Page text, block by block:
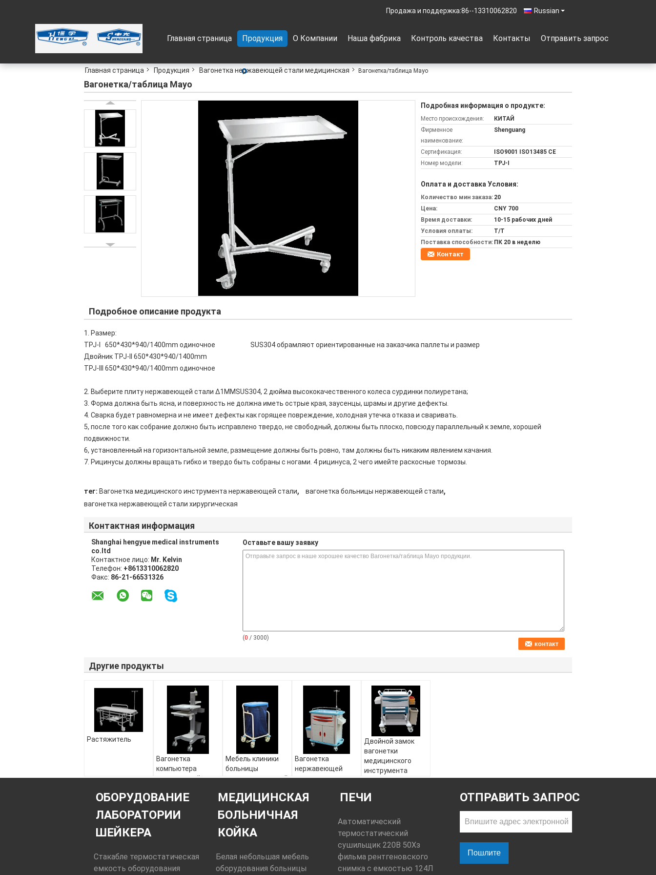
Russian
Продажа и поддержка:86--13310062820
Главная страница Продукция О Компании Наша фабрика Контроль качества Контакты Отправить запрос
Главная страница Продукция Вагонетка нержавеющей стали медицинская Вагонетка/таблица Mayo
Вагонетка/таблица Mayo
Подробная информация о продукте:
Место происхождения:
КИТАЙ
Фирменное
наименование:
Shenguang
Сертификация:
ISO9001 ISO13485 CE
Номер модели:
TPJ-I
Оплата и доставка Условия:
Количество мин заказа: 20
Цена:
CNY 700
Время доставки:
10-15 рабочих дней
Условия оплаты:
T/T
Поставка способности: ПК 20 в неделю
Контакт
Подробное описание продукта
1. Размер:
TPJ-I 650*430*940/1400mm одиночное SUS304 обрамляют ориентированные на заказчика паллеты и размер
Двойник TPJ-II 650*430*940/1400mm
TPJ-III 650*430*940/1400mm одиночное
2. Выберите плиту нержавеющей стали Δ1MMSUS304, 2 дюйма высококачественного колеса сурдинки полиуретана;
3. Форма должна быть ясна, и поверхность не должна иметь острые края, заусенцы, шрамы и другие дефекты.
4. Сварка будет равномерна и не имеет дефекты как горящее повреждение, холодная утечка отказа и сваривать.
5, после того как собрание должно быть исправлено твердо, не свободный, должны быть плоско, повсюду параллельный к земле, хорошей
подвижности.
6, установленный на горизонтальной земле, размещение должны быть ровно, там должны быть никаким явлением качания.
7. Рицинусы должны вращать гибко и твердо быть собраны с ногами. 4 рицинуса, 2 чего имейте раскосные тормозы.
тег: Вагонетка медицинского инструмента нержавеющей стали, вагонетка больницы нержавеющей стали,
вагонетка нержавеющей стали хирургическая
Контактная информация
Shanghai hengyue medical instruments
co.ltd
Контактное лицо: Mr. Kelvin
Телефон: +8613310062820
Факс: 86-21-66531326
Оставьте вашу заявку
(0 / 3000)
Другие продукты
Растяжитель
Вагонетка
компьютера
медицинской
нержавеющей
эффективности
Мебель клиники
больницы
вагонетки простой
стали
сумкой грязи
Вагонетка
нержавеющей
стали машины
медицинская,
нержавеющей
Двойной замок
вагонетки
медицинского
инструмента
нержавеющей
противоюзовое
ОБОРУДОВАНИЕ
ЛАБОРАТОРИИ
ШЕЙКЕРА
Стакабле термостатическая
емкость оборудования
МЕДИЦИНСКАЯ
БОЛЬНИЧНАЯ
КОЙКА
Белая небольшая мебель
оборудования больницы
ПЕЧИ
Автоматический
термостатический
сушильщик 220В 50Хз
фильма рентгеновского
снимка с емкостью 124Л
ОТПРАВИТЬ ЗАПРОС
Пошлите